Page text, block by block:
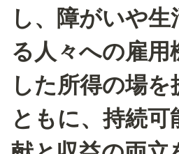
し、障がいや
る人々への雇用
した所得の場を
ともに、持続